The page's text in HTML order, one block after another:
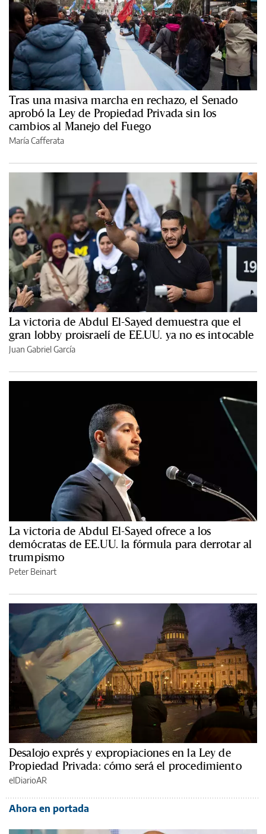
Tras una masiva marcha en rechazo, el Senado
aprobó la Ley de Propiedad Privada sin los
cambios al Manejo del Fuego
María Cafferata
La victoria de Abdul El-Sayed demuestra que el
gran lobby proisraelí de EE.UU. ya no es intocable
Juan Gabriel García
La victoria de Abdul El-Sayed ofrece a los
demócratas de EE.UU. la fórmula para derrotar al
trumpismo
Peter Beinart
Desalojo exprés y expropiaciones en la Ley de
Propiedad Privada: cómo será el procedimiento
elDiarioAR
Ahora en portada